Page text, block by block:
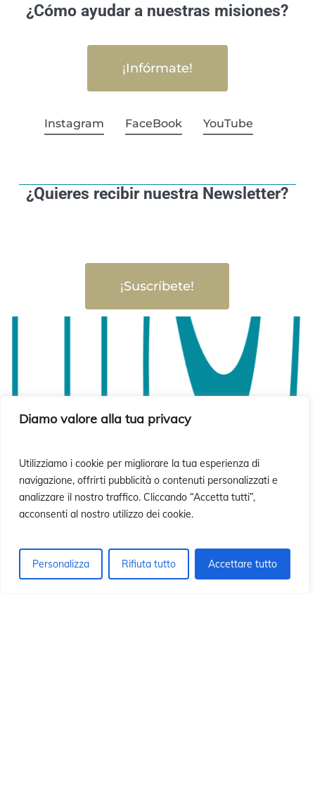
Diamo valore alla tua privacy
Utilizziamo i cookie per migliorare la tua esperienza di
navigazione, offrirti pubblicità o contenuti personalizzati e
analizzare il nostro traffico. Cliccando “Accetta tutti”,
acconsenti al nostro utilizzo dei cookie.
Personalizza Rifiuta tutto Accettare tutto
¿Cómo ayudar a nuestras misiones?
¡Infórmate!
Instagram FaceBook YouTube
¿Quieres recibir nuestra Newsletter?
¡Suscríbete!